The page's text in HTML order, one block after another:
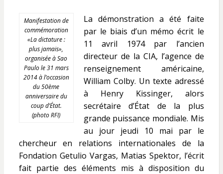
Manifestation de
commémoration
«La dictature :
plus jamais»,
organisée à Sao
Paulo le 31 mars
2014 à l’occasion
du 50ème
anniversaire du
coup d’État.
(photo RFI)
La démonstration a été faite
par le biais d’un mémo écrit le
11 avril 1974 par l’ancien
directeur de la CIA, l’agence de
renseignement américaine,
William Colby. Un texte adressé
à Henry Kissinger, alors
secrétaire d’État de la plus
grande puissance mondiale. Mis
au jour jeudi 10 mai par le
chercheur en relations internationales de la
Fondation Getulio Vargas, Matias Spektor, l’écrit
fait partie des éléments mis à disposition du